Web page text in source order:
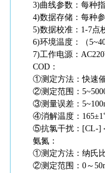
3)曲线参数：每种
4)数据存储：每种
5)数据校准：1-7点
6)环境温度：（
7)工作电源：
COD：
①测定方法：快速
②测定范围：
③测量误差：
④消解温度：
⑤抗氯干扰：[CL-]
氨氮：
①测定方法：纳氏比
②测定范围：0～